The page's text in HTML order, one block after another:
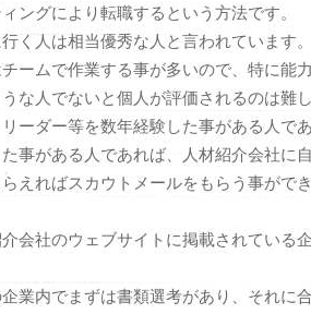
ングにより転職するという方法です。
く人は相当優秀な人と言われています
ームで作業する事が多いので、特に能
な人でないと個人が評価されるのは難
ーダー等を数年経験した事がある人で
事がある人であれば、人材紹介会社に
えればスカウトメールをもらう事がで
会社のウェブサイトに掲載されている
業内でまずは書類選考があり、それに